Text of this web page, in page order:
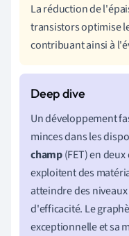
La réduction de
transistors optimise
contribuant ainsi à
Un développement
minces dans les
champ(FET) en
exploitent des
atteindre des
d'efficacité. Le
exceptionnelle et sa